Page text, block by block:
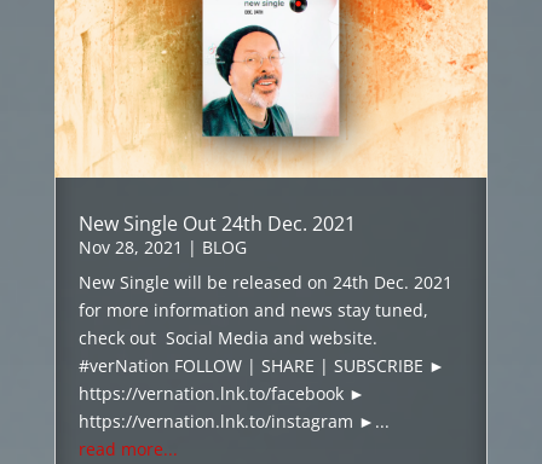
New Single Out 24th Dec. 2021
Nov 28, 2021 | BLOG
New Single will be released on 24th Dec. 2021
for more information and news stay tuned,
check out Social Media and website.
#verNation FOLLOW | SHARE | SUBSCRIBE ►
https://vernation.lnk.to/facebook ►
https://vernation.lnk.to/instagram ►...
read more...